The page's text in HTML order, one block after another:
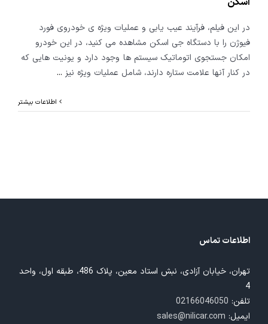
در این فیلم، فرآیند عیب یابی و عملیات ویژه ی خودروی فورد
فیوژن را با دستگاه جی اسکن مشاهده می کنید، در این خودرو
امکان جستجوی اتوماتیک سیستم ها وجود دارد و یونیت هایی که
در کنار آنها علامت ستاره دارند، شامل عملیات ویژه نیز ...
اطلاعات بیشتر
اطلاعات تماس
تهران، خیابان آزادی، نبش استاد معین، پلاک 486، طبقه اول، واحد
4
تلفن: 02166046050
ایمیل: sales@nilicar.com